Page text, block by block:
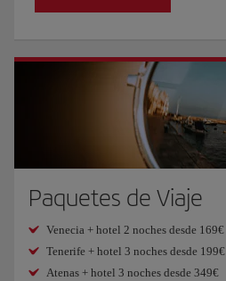
Paquetes de Viaje
Venecia + hotel 2 noches desde 169€
Tenerife + hotel 3 noches desde 199€
Atenas + hotel 3 noches desde 349€